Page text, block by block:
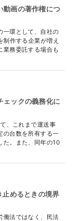
動画の著作権につ
一環として、自社の
作する企業が増え
務委託する場合も
ェックの義務化に
、これまで運送事
の台数を所有する一
た。また、同年の10
めるときの境界
働法ではなく、民法